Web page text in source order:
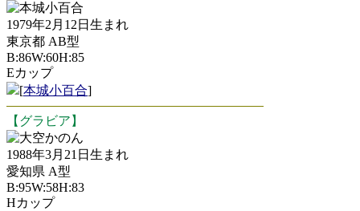
本城小百合
1979年2月12日生まれ
東京都 AB型
B:86W:60H:85
Eカップ
[本城小百合]
【グラビア】
大空かのん
1988年3月21日生まれ
愛知県 A型
B:95W:58H:83
Hカップ